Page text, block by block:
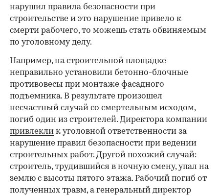
00:00
нарушил правила безопасности при
строительстве и это нарушение привело к
смерти рабочего, то можешь стать обвиняемым
по уголовному делу.
Например, на строительной площадке
неправильно установили бетонно-блочные
противовесы при монтаже фасадного
подъемника. В результате произошел
несчастный случай со смертельным исходом,
погиб один из строителей. Директора компании
привлекли к уголовной ответственности за
нарушение правил безопасности при ведении
строительных работ. Другой похожий случай:
строитель, трудившийся в ночную смену, упал на
землю с высоты пятого этажа. Рабочий погиб от
полученных травм, а генеральный директор